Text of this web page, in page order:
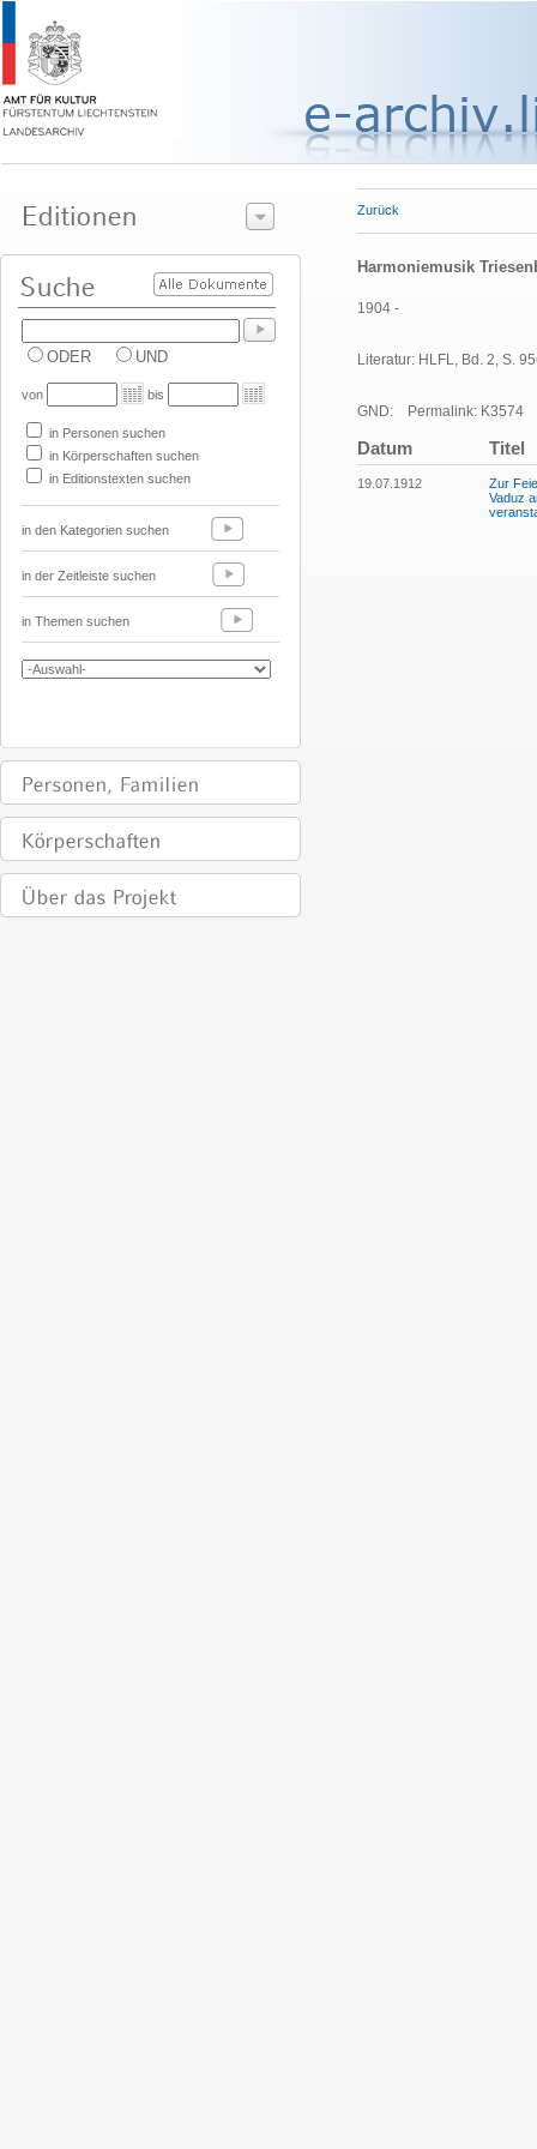
ODER UND
von bis
in Personen suchen
in Körperschaften suchen
in Editionstexten suchen
in den Kategorien suchen
in der Zeitleiste suchen
in Themen suchen
Zurück
Harmoniemusik
1904 -
Literatur: HLFL, Bd. 2, S.
GND: Permalink: K3574
Datum Titel
19.07.1912
Zur
Vaduz